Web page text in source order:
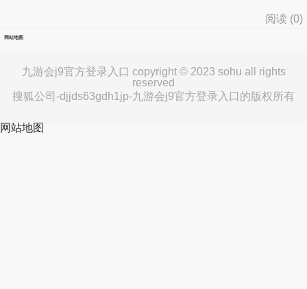
阅读 (0)
网站地图
九游会j9官方登录入口 copyright © 2023 sohu all rights
reserved
搜狐公司-djjds63gdh1jp-九游会j9官方登录入口的版权所有
网站地图